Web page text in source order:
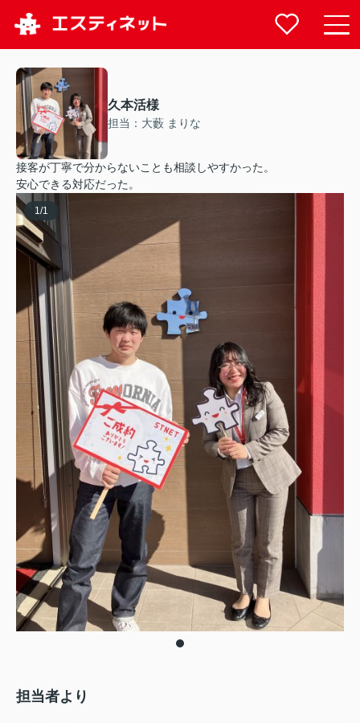
久本活様
担当：大藪 まりな
接客が丁寧で分からないことも相談しやすかった。
安心できる対応だった。
1 /1
担当者より